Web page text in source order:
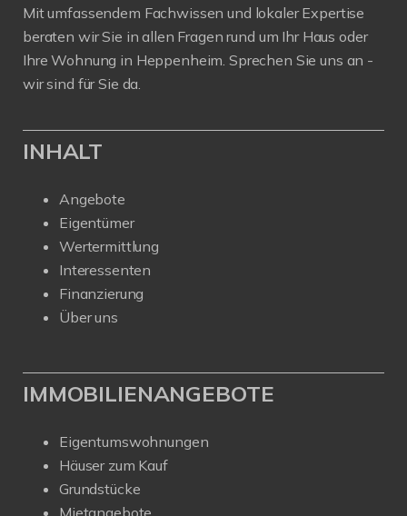
Mit umfassendem Fachwissen und lokaler Expertise
beraten wir Sie in allen Fragen rund um Ihr Haus oder
Ihre Wohnung in Heppenheim. Sprechen Sie uns an -
wir sind für Sie da.
INHALT
Angebote
Eigentümer
Wertermittlung
Interessenten
Finanzierung
Über uns
IMMOBILIENANGEBOTE
Eigentumswohnungen
Häuser zum Kauf
Grundstücke
Mietangebote